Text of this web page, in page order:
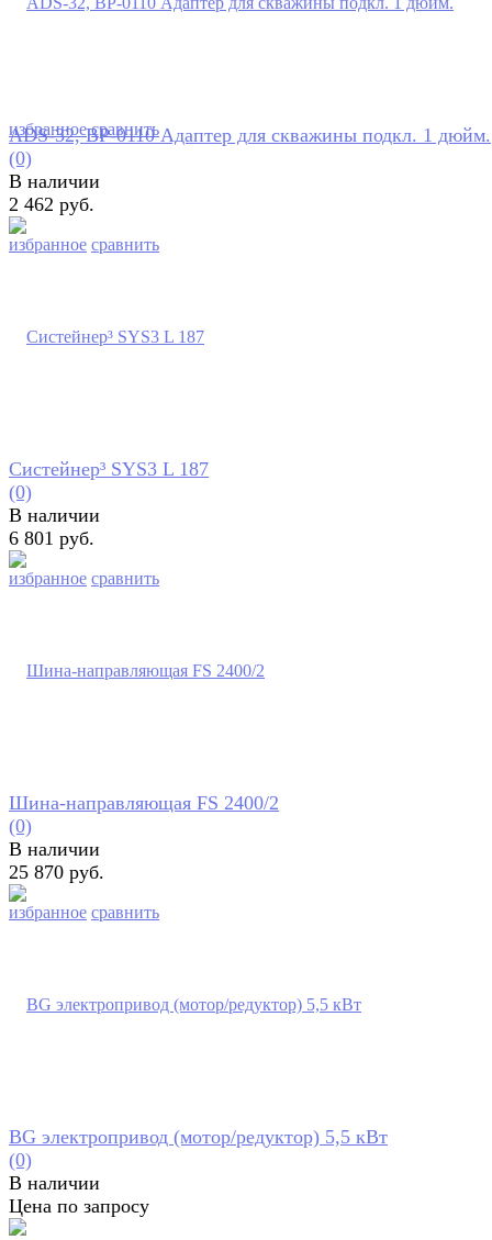
избранное сравнить
избранное сравнить
ADS-32, BP-0110 Адаптер для скважины подкл. 1 дюйм.
(0)
В наличии
2 462 руб.
избранное сравнить
Систейнер³ SYS3 L 187
(0)
В наличии
6 801 руб.
избранное сравнить
Шина-направляющая FS 2400/2
(0)
В наличии
25 870 руб.
BG электропривод (мотор/редуктор) 5,5 кВт
(0)
В наличии
Цена по запросу